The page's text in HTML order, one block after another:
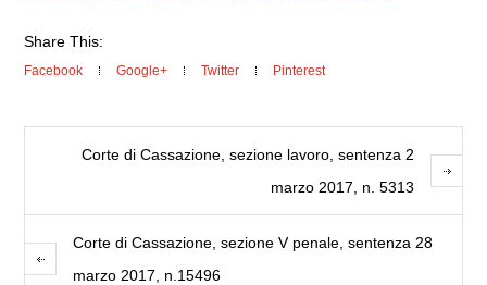
Share This:
Facebook Google+ Twitter Pinterest
Corte di Cassazione, sezione lavoro, sentenza 2
marzo 2017, n. 5313
Corte di Cassazione, sezione V penale, sentenza 28
marzo 2017, n.15496